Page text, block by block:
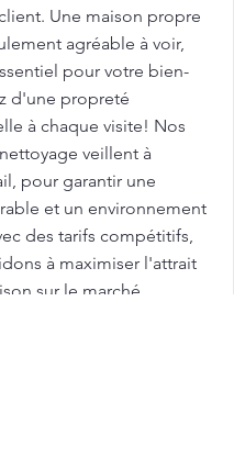
Une maison propre
agréable à voir,
pour votre bien-
d'une propreté
à chaque visite! Nos
veillent à
pour garantir une
et un environnement
des tarifs compétitifs,
à maximiser l'attrait
sur le marché